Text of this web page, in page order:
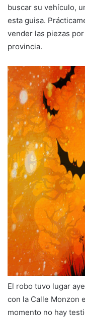
buscar su vehículo,
esta guisa.
vender las piezas
provincia.
El robo tuvo lugar
con la Calle Monzon
momento no hay